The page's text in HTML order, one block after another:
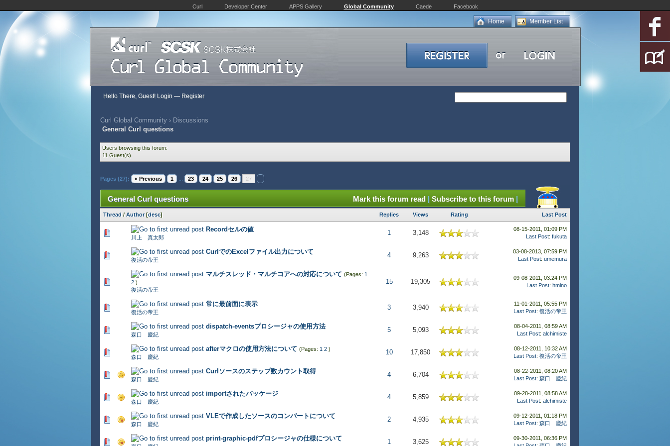
Curl Developer Center APPS Gallery Global Community Caede Facebook
Member List
Home
Hello There, Guest! Login — Register
Curl Global Community › Discussions
General Curl questions
Users browsing this forum:
11 Guest(s)
Pages (27): « Previous 1 23 24 25 26 27
Mark this forum read | Subscribe to this forum |
General Curl questions
Thread / Author [desc] Replies Views Rating Last Post
Recordセルの値
川上 真太郎
1 3,148
348 Vote(s) - 2.8 out of 5 in Average
08-15-2011, 01:09 PM
Last Post: fukuta
CurlでのExcelファイル出力について
復活の帝王
4 9,263
596 Vote(s) - 2.73 out of 5 in Average
03-08-2013, 07:59 PM
Last Post: umemura
マルチスレッド・マルチコアへの対応について (Pages: 1
2 )
復活の帝王
15 19,305
09-08-2011, 03:24 PM
Last Post: hmino
常に最前面に表示
復活の帝王
3 3,940
329 Vote(s) - 2.88 out of 5 in Average
11-01-2011, 05:55 PM
Last Post: 復活の帝王
dispatch-eventsプロシージャの使用方法
森口 慶紀
5 5,093
367 Vote(s) - 2.92 out of 5 in Average
08-04-2011, 08:59 AM
Last Post: alchimiste
afterマクロの使用方法について (Pages: 1 2 )
森口 慶紀
10 17,850
672 Vote(s) - 2.76 out of 5 in Average
08-12-2011, 10:32 AM
Last Post: 復活の帝王
Curlソースのステップ数カウント取得
森口 慶紀
4 6,704
522 Vote(s) - 2.75 out of 5 in Average
08-22-2011, 08:20 AM
Last Post: 森口 慶紀
importされたパッケージ
森口 慶紀
4 5,859
458 Vote(s) - 2.91 out of 5 in Average
09-28-2011, 08:58 AM
Last Post: alchimiste
VLEで作成したソースのコンバートについて
森口 慶紀
2 4,935
384 Vote(s) - 2.76 out of 5 in Average
09-12-2011, 01:18 PM
Last Post: 森口 慶紀
print-graphic-pdfプロシージャの仕様について 1 3,625
406 Vote(s) - 2.79 out of 5 in Average
09-30-2011, 06:36 PM